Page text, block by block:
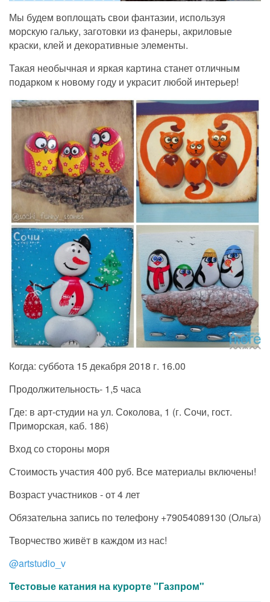
Мы будем воплощать свои фантазии, используя
морскую гальку, заготовки из фанеры, акриловые
краски, клей и декоративные элементы.
Такая необычная и яркая картина станет отличным
подарком к новому году и украсит любой интерьер!
Когда: суббота 15 декабря 2018 г. 16.00
Продолжительность- 1,5 часа
Где: в арт-студии на ул. Соколова, 1 (г. Сочи, гост.
Приморская, каб. 186)
Вход со стороны моря
Стоимость участия 400 руб. Все материалы включены!
Возраст участников - от 4 лет
Обязательна запись по телефону +79054089130 (Ольга)
Творчество живёт в каждом из нас!
@artstudio_v
Тестовые катания на курорте "Газпром"